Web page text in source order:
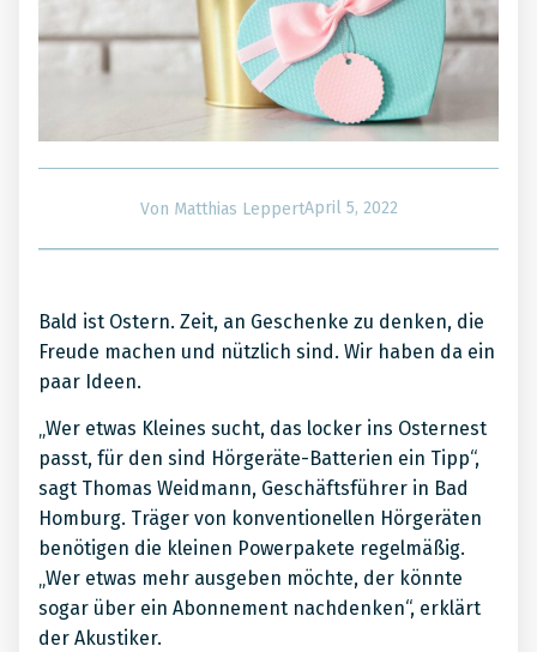
Von Matthias LeppertApril 5, 2022
Bald ist Ostern. Zeit, an Geschenke zu denken, die
Freude machen und nützlich sind. Wir haben da ein
paar Ideen.
„Wer etwas Kleines sucht, das locker ins Osternest
passt, für den sind Hörgeräte-Batterien ein Tipp“,
sagt Thomas Weidmann, Geschäftsführer in Bad
Homburg. Träger von konventionellen Hörgeräten
benötigen die kleinen Powerpakete regelmäßig.
„Wer etwas mehr ausgeben möchte, der könnte
sogar über ein Abonnement nachdenken“, erklärt
der Akustiker.